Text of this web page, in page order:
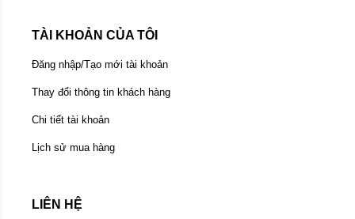
TÀI KHOẢN CỦA TÔI
Đăng nhập/Tạo mới tài khoản
Thay đổi thông tin khách hàng
Chi tiết tài khoản
Lịch sử mua hàng
LIÊN HỆ